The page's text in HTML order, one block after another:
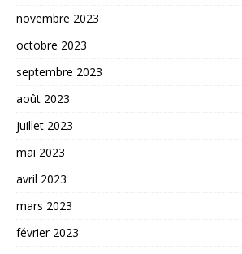
novembre 2023
octobre 2023
septembre 2023
août 2023
juillet 2023
mai 2023
avril 2023
mars 2023
février 2023